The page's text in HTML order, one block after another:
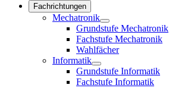
Fachrichtungen
Mechatronik
Grundstufe Mechatronik
Fachstufe Mechatronik
Wahlfächer
Informatik
Grundstufe Informatik
Fachstufe Informatik